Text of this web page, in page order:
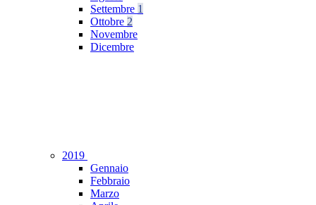
Settembre 1
Ottobre 2
Novembre
Dicembre
2019
Gennaio
Febbraio
Marzo